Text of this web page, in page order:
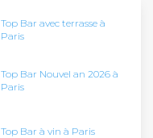
Top Bar avec terrasse à
Paris
Top Bar Nouvel an 2026 à
Paris
Top Bar à vin à Paris